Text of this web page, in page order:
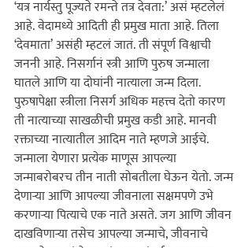
‘यत्र नार्यस्तु पूज्यते रमन्ते तत्र देवता:’ असं म्हटलेलं
आहे. वेदामध्ये आदिती ही प्रमुख माता आहे. तिला
‘देवमाता’ असंही म्हटलं जातं. ती संपूर्ण विश्वाची
जननी आहे. निसर्गानं स्त्री आणि पुरुष जन्माला
घातले आणि या दोघांनी नात्याला जन्म दिला.
पुरुषापेक्षा स्त्रीला निसर्ग अधिक महत्त्व देतो कारण
ती नात्याच्या साखळीची प्रमुख कडी आहे. मानवी
रक्ताच्या नात्यातील आदिम नाते म्हणजे आईचे.
जन्माला येणारा प्रत्येक माणूस आपल्या
जन्माबरोबरच तीन नाती सोबतीला घेऊन येतो. जन्म
देणार्‍या आणि आपल्या जीवनाला सक्षमपणे उभे
करणार्‍या पित्याचे एक नाते असते. जग आणि जीवन
दाखविणार्‍या तसेच आपल्या जन्माचे, जीवनाचे